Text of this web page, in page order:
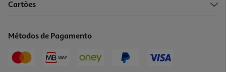
Cartões
Métodos de Pagamento